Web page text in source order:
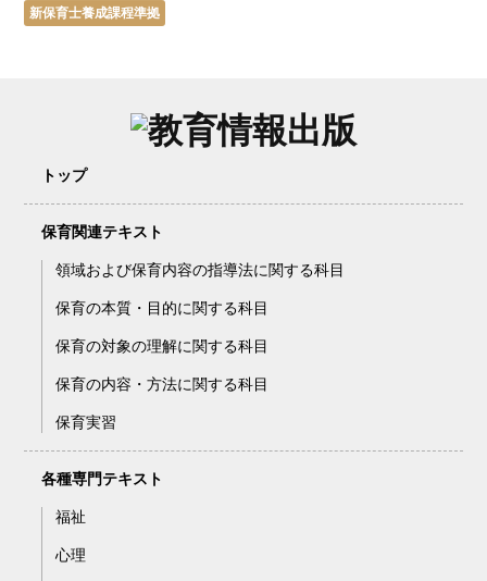
新保育士養成課程準拠
トップ
保育関連テキスト
領域および保育内容の指導法に関する科目
保育の本質・目的に関する科目
保育の対象の理解に関する科目
保育の内容・方法に関する科目
保育実習
各種専門テキスト
福祉
心理